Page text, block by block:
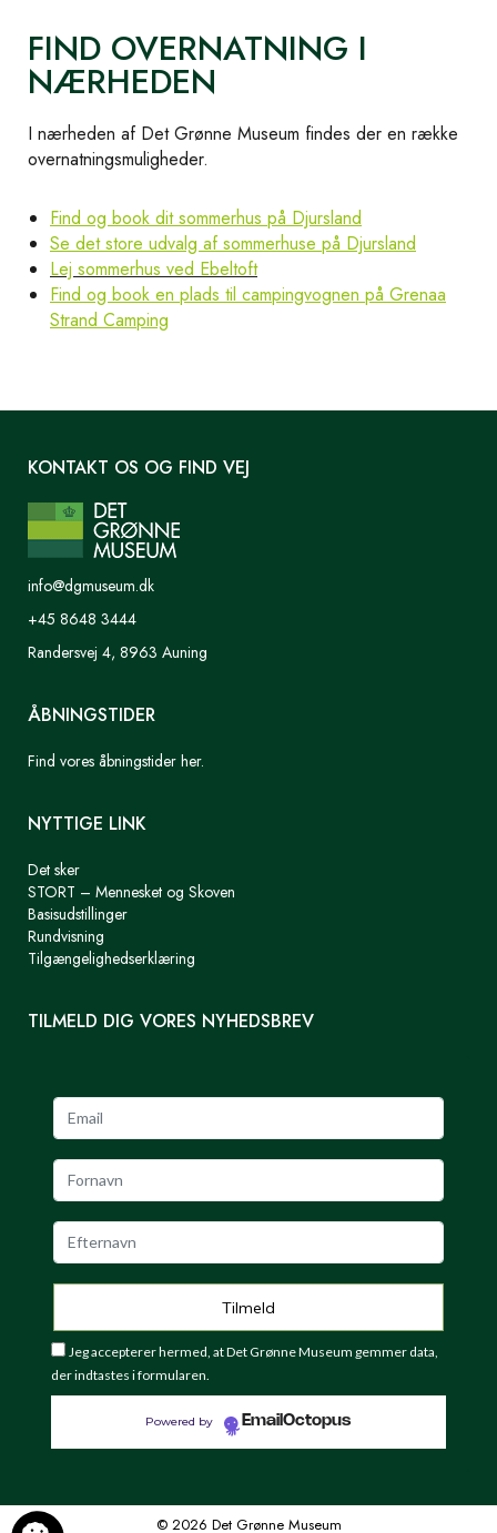
FIND OVERNATNING I
NÆRHEDEN
I nærheden af Det Grønne Museum findes der en række
overnatningsmuligheder.
Find og book dit sommerhus på Djursland
Se det store udvalg af sommerhuse på Djursland
Lej sommerhus ved Ebeltoft
Find og book en plads til campingvognen på Grenaa
Strand Camping
KONTAKT OS OG FIND VEJ
info@dgmuseum.dk
+45 8648 3444
Randersvej 4, 8963 Auning
ÅBNINGSTIDER
Find vores åbningstider her.
NYTTIGE LINK
Det sker
STORT – Mennesket og Skoven
Basisudstillinger
Rundvisning
Tilgængelighedserklæring
TILMELD DIG VORES NYHEDSBREV
Jeg accepterer hermed, at Det Grønne Museum gemmer data,
der indtastes i formularen.
Powered by EmailOctopus
© 2026 Det Grønne Museum